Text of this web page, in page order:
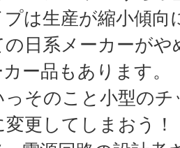
は生産が縮小傾向
の日系メーカーが
ー品もあります。
そのこと小型の
更してしまおう！